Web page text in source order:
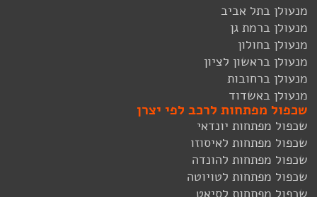
מנעולן בתל אביב
מנעולן ברמת גן
מנעולן בחולון
מנעולן בראשון לציון
מנעולן ברחובות
מנעולן באשדוד
שכפול מפתחות לרכב לפי יצרן
שכפול מפתחות יונדאי
שכפול מפתחות לאיסוזו
שכפול מפתחות להונדה
שכפול מפתחות לטויוטה
שכפול מפתחות לסיאט